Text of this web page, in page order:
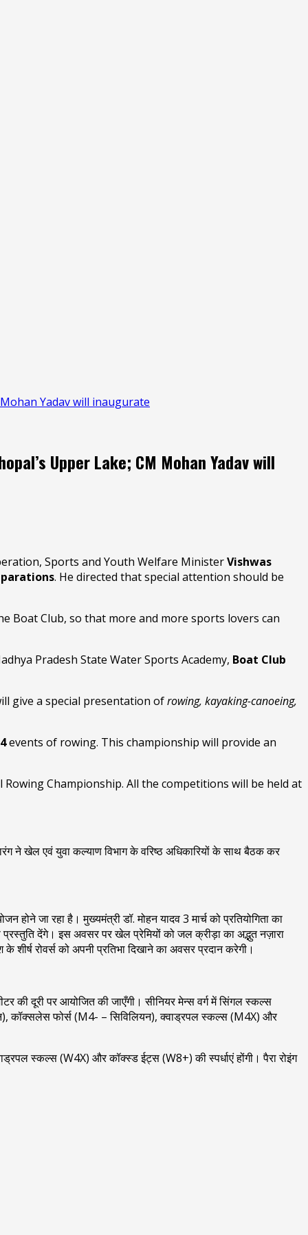
Yadav will inaugurate
Upper Lake; CM Mohan Yadav will
Sports and Youth Welfare MinisterVishwas
. He directed that special attention should be
Boat Club, so that more and more sports lovers can
Pradesh State Water Sports Academy, Boat Club
give a special presentation ofrowing, kayaking-canoeing,
events of rowing. This championship will provide an
Championship. All the competitions will be held at
ने खेल एवं युवा कल्याण विभाग के वरिष्ठ अधिकारियों के साथ बैठक कर
होने जा रहा है। मुख्यमंत्री डॉ. मोहन यादव 3 मार्च को प्रतियोगिता का
देंगे। इस अवसर पर खेल प्रेमियों को जल क्रीड़ा का अद्भुत नज़ारा
रोवर्स को अपनी प्रतिभा दिखाने का अवसर प्रदान करेगी।
की दूरी पर आयोजित की जाएँगी। सीनियर मेन्स वर्ग में सिंगल स्कल्स
फोर्स (M4- – सिविलियन), क्वाड्रपल स्कल्स (M4X) और
स्कल्स (W4X) और कॉक्स्ड ईट्स (W8+) की स्पर्धाएं होंगी। पैरा रोइंग